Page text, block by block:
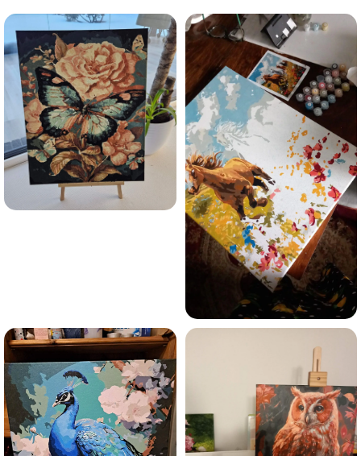
Esmu iepazinies ar GleznoPats.lv privātuma politiku un
piekrītu tai
GleznoPats.lvPrivātuma politika
SAŅEMT -10%